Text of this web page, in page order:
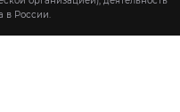
в России.